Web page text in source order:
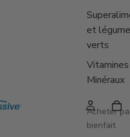
et
verts
Minéraux
Acheter
bienfait